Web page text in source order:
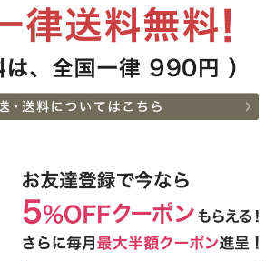
1.5kg)
2026-
08-06
22:23:00
広島県
神戸牛ギフトセット 8千
円 しゃぶしゃぶ（バラ・
プレミアム霜降りもも）
2026-
08-06
21:40:00
熊本県
神戸牛カタログギフト
８千円
21:18:00
１万５千円
2026-
08-06
21:05:00
兵庫県
【送料無料】[ギフト]A5
等級神戸牛ハンバーグス